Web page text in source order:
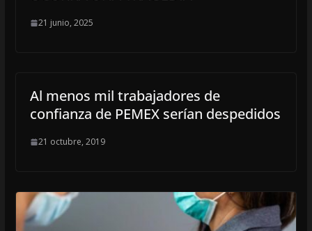
21 junio, 2025
Al menos mil trabajadores de
confianza de PEMEX serían despedidos
21 octubre, 2019